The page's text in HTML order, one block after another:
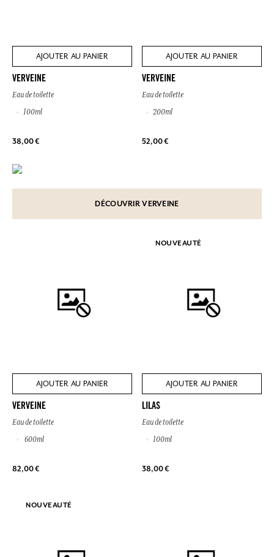
AJOUTER AU PANIER
VERVEINE
Eau de toilette
100ml
38,00 €
AJOUTER AU PANIER
VERVEINE
Eau de toilette
200ml
52,00 €
AJOUTER AU PANIER
VERVEINE
Eau de toilette
600ml
82,00 €
NOUVEAUTÉ
AJOUTER AU PANIER
LILAS
Eau de toilette
100ml
38,00 €
NOUVEAUTÉ
DÉCOUVRIR VERVEINE